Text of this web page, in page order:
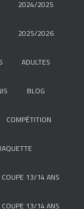
2024/2025
2025/2026
ADULTES
BLOG
COMPÉTITION
COUPE 13/14 ANS
COUPE 13/14 ANS